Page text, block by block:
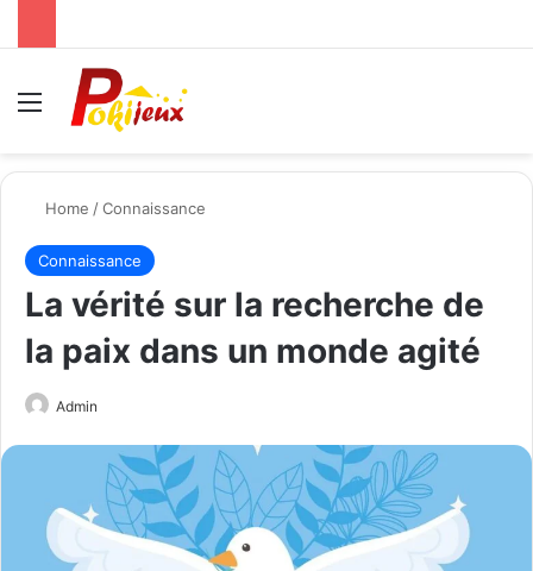
Menu
Home /Connaissance
Connaissance
La vérité sur la recherche de
la paix dans un monde agité
Admin
email